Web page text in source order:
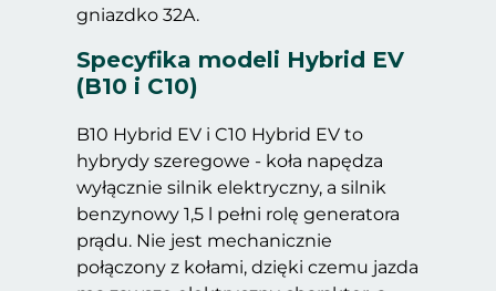
gniazdko 32A.
Specyfika modeli Hybrid EV
(B10 i C10)
B10 Hybrid EV i C10 Hybrid EV to
hybrydy szeregowe - koła napędza
wyłącznie silnik elektryczny, a silnik
benzynowy 1,5 l pełni rolę generatora
prądu. Nie jest mechanicznie
połączony z kołami, dzięki czemu jazda